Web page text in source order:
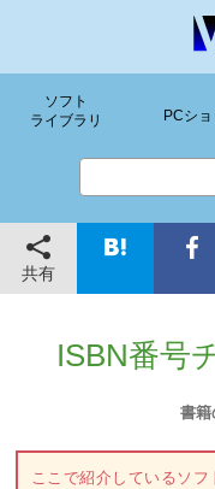
ソフト
ライブラリ
PCシ
共有
ISBN番号
書籍
ここで紹介しているソ